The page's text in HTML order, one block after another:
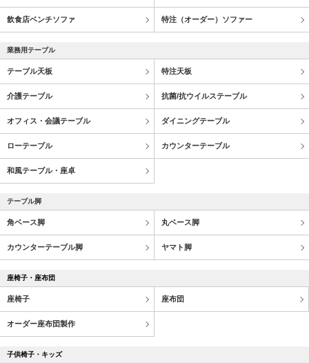
飲食店ベンチソファ 特注（オーダー）ソファー
業務用テーブル
テーブル天板 特注天板
介護テーブル 抗菌/抗ウイルステーブル
オフィス・会議テーブル ダイニングテーブル
ローテーブル カウンターテーブル
和風テーブル・座卓
テーブル脚
角ベース脚 丸ベース脚
カウンターテーブル脚 ヤマト脚
座椅子・座布団
座椅子 座布団
オーダー座布団製作
子供椅子・キッズ